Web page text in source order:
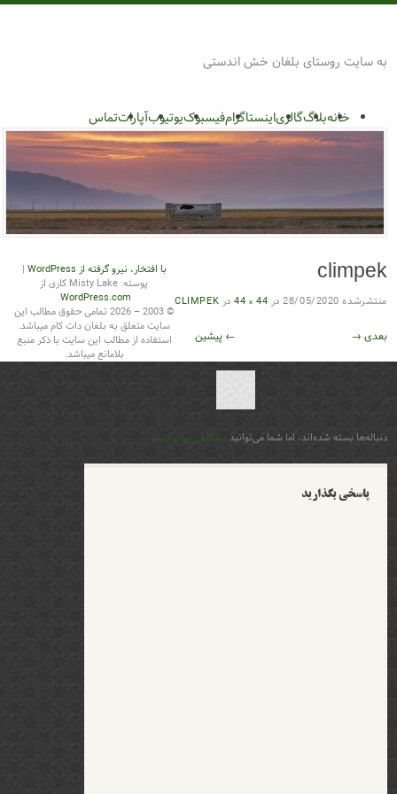
به سایت روستای بلغان خش اندستی
محتوا
خانهبلاگگالریاینستاگرامفیسبوکیوتیوبآپاراتتماس
climpek
منتشرشده 28/05/2020در 44 × 44 در CLIMPEK
← پیشین بعدی →
دنباله‌ها بسته شده‌اند، اما شما می‌توانیددیدگاهی بیان کنید.
پاسخی بگذارید
با افتخار، نیرو گرفته از WordPress
|
پوسته: Misty Lake کاری از
WordPress.com
.
© 2003 – 2026 تمامی حقوق مطالب این
سایت متعلق به بلغان دات کام میباشد.
استفاده از مطالب این سایت با ذکر منبع
بلامانع میباشد.